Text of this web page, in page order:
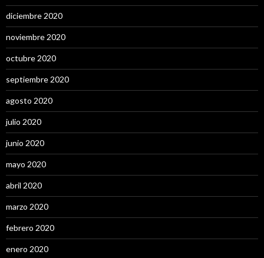
diciembre 2020
noviembre 2020
octubre 2020
septiembre 2020
agosto 2020
julio 2020
junio 2020
mayo 2020
abril 2020
marzo 2020
febrero 2020
enero 2020